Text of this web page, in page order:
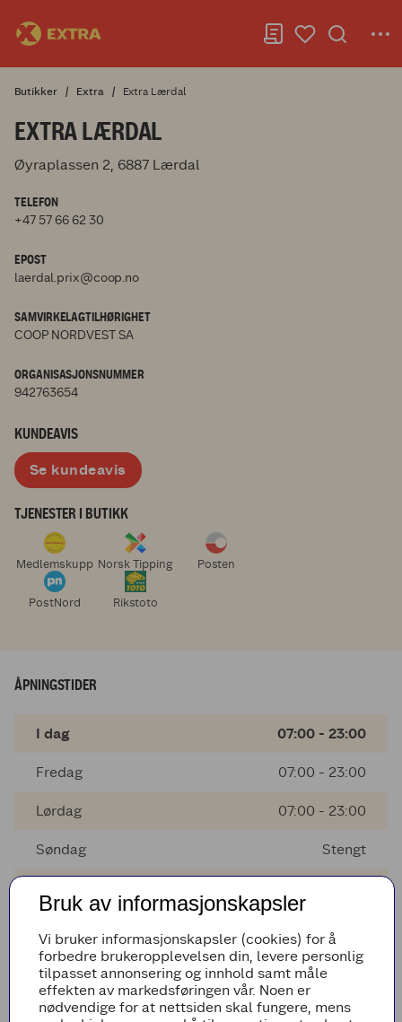
Butikker Extra Extra Lærdal
EXTRA LÆRDAL
Øyraplassen 2, 6887 Lærdal
TELEFON
+47 57 66 62 30
EPOST
laerdal.prix@coop.no
SAMVIRKELAGTILHØRIGHET
COOP NORDVEST SA
ORGANISASJONSNUMMER
942763654
KUNDEAVIS
Se kundeavis
TJENESTER I BUTIKK
Medlemskupp Norsk Tipping Posten
PostNord Rikstoto
ÅPNINGSTIDER
I dag 07:00 - 23:00
Fredag 07:00 - 23:00
Lørdag 07:00 - 23:00
Søndag Stengt
Onsdag 07:00 - 23:00
Torsdag 07:00 - 23:00
Bruk av informasjonskapsler
Vi bruker informasjonskapsler (cookies) for å
forbedre brukeropplevelsen din, levere personlig
tilpasset annonsering og innhold samt måle
effekten av markedsføringen vår. Noen er
nødvendige for at nettsiden skal fungere, mens